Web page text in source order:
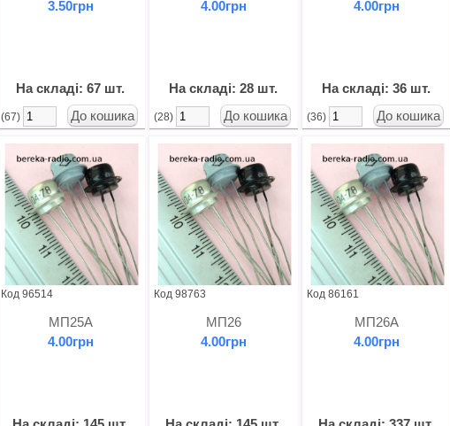
3.50грн
На складі: 67 шт.
(67)
4.00грн
На складі: 28 шт.
(28)
4.00грн
На складі: 36 шт.
(36)
Код 96514
МП25А
4.00грн
Код 98763
МП26
4.00грн
Код 86161
МП26А
4.00грн